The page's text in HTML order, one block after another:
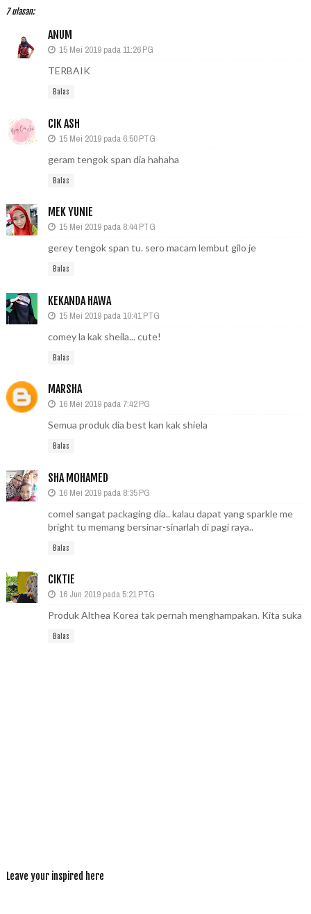
7 ulasan:
ANUM
15 Mei 2019 pada 11:26 PG
TERBAIK
Balas
CIK ASH
15 Mei 2019 pada 6:50 PTG
geram tengok span dia hahaha
Balas
MEK YUNIE
15 Mei 2019 pada 8:44 PTG
gerey tengok span tu. sero macam lembut gilo je
Balas
KEKANDA HAWA
15 Mei 2019 pada 10:41 PTG
comey la kak sheila... cute!
Balas
MARSHA
16 Mei 2019 pada 7:42 PG
Semua produk dia best kan kak shiela
Balas
SHA MOHAMED
16 Mei 2019 pada 8:35 PG
comel sangat packaging dia.. kalau dapat yang sparkle me
bright tu memang bersinar-sinarlah di pagi raya..
Balas
CIKTIE
16 Jun 2019 pada 5:21 PTG
Produk Althea Korea tak pernah menghampakan. Kita suka
Balas
Leave your inspired here